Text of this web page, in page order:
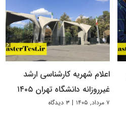
اعلام شهریه کارشناسی ارشد
غیرروزانه دانشگاه تهران ۱۴۰۵
۷ مرداد, ۱۴۰۵ | ۳ دیدگاه